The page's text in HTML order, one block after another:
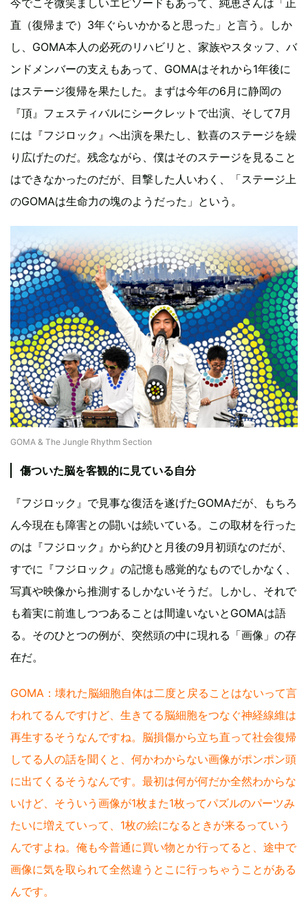
直（復帰まで）3年ぐらいかかると思った」と言う。しか
し、GOMA本人の必死のリハビリと、家族やスタッフ、バ
ンドメンバーの支えもあって、GOMAはそれから1年後に
はステージ復帰を果たした。まずは今年の6月に静岡の
『頂』フェスティバルにシークレットで出演、そして7月
には『フジロック』へ出演を果たし、歓喜のステージを繰
り広げたのだ。残念ながら、僕はそのステージを見ること
はできなかったのだが、目撃した人いわく、「ステージ上
のGOMAは生命力の塊のようだった」という。
GOMA & The Jungle Rhythm Section
傷ついた脳を客観的に見ている自分
『フジロック』で見事な復活を遂げたGOMAだが、もちろ
ん今現在も障害との闘いは続いている。この取材を行った
のは『フジロック』から約ひと月後の9月初頭なのだが、
すでに『フジロック』の記憶も感覚的なものでしかなく、
写真や映像から推測するしかないそうだ。しかし、それで
も着実に前進しつつあることは間違いないとGOMAは語
る。そのひとつの例が、突然頭の中に現れる「画像」の存
在だ。
GOMA：壊れた脳細胞自体は二度と戻ることはないって言
われてるんですけど、生きてる脳細胞をつなぐ神経線維は
再生するそうなんですね。脳損傷から立ち直って社会復帰
してる人の話を聞くと、何かわからない画像がポンポン頭
に出てくるそうなんです。最初は何が何だか全然わからな
いけど、そういう画像が1枚また1枚ってパズルのパーツみ
たいに増えていって、1枚の絵になるときが来るっていう
んですよね。俺も今普通に買い物とか行ってると、途中で
画像に気を取られて全然違うとこに行っちゃうことがある
んです。